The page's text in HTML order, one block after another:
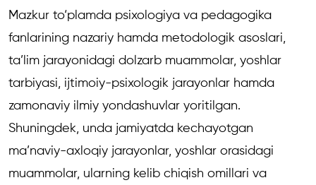
Mazkur to‘plamda psixologiya va pedagogika
fanlarining nazariy hamda metodologik asoslari,
ta’lim jarayonidagi dolzarb muammolar, yoshlar
tarbiyasi, ijtimoiy-psixologik jarayonlar hamda
zamonaviy ilmiy yondashuvlar yoritilgan.
Shuningdek, unda jamiyatda kechayotgan
ma’naviy-axloqiy jarayonlar, yoshlar orasidagi
muammolar, ularning kelib chiqish omillari va